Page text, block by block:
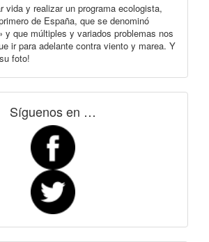
y realizar un programa ecologista,
de España, que se denominó
y que múltiples y variados problemas nos
ir para adelante contra viento y marea. Y
foto!
Síguenos en …